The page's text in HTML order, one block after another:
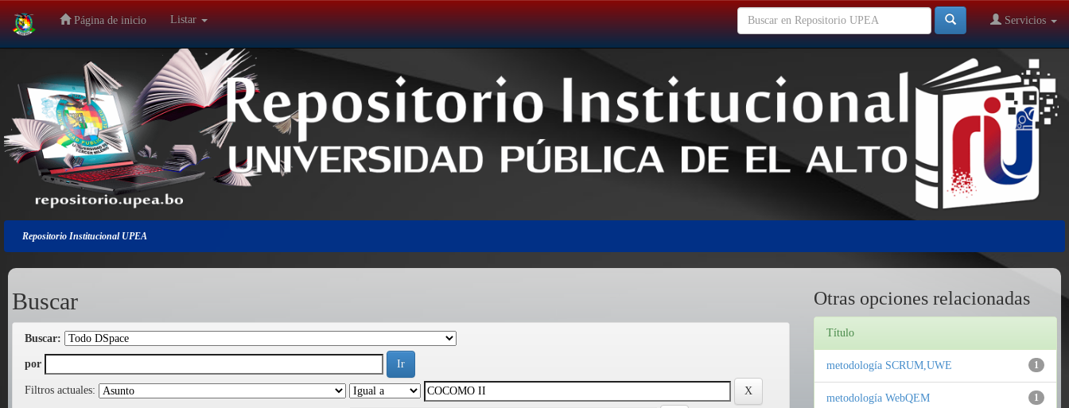
Salir
navegación
Página de inicio Listar Servicios
Repositorio Institucional UPEA
Buscar
Buscar:
por
Filtros actuales:
Otras opciones relacionadas
Título
1
metodología SCRUM,UWE
1
metodología WebQEM